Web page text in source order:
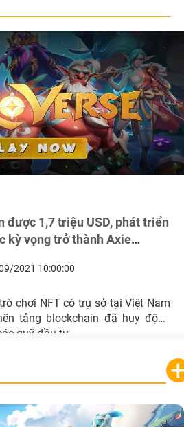
được 1,7 triệu USD, phát triển
kỳ vọng trở thành Axie
2021 10:00:00
chơi NFT có trụ sở tại Việt Nam
tảng blockchain đã huy động
quỹ đầu tư